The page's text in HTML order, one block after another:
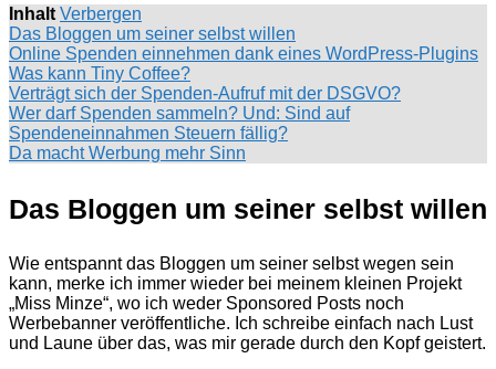
Inhalt Verbergen
Das Bloggen um seiner selbst willen
Online Spenden einnehmen dank eines WordPress-Plugins
Was kann Tiny Coffee?
Verträgt sich der Spenden-Aufruf mit der DSGVO?
Wer darf Spenden sammeln? Und: Sind auf
Spendeneinnahmen Steuern fällig?
Da macht Werbung mehr Sinn
Das Bloggen um seiner selbst willen
Wie entspannt das Bloggen um seiner selbst wegen sein
kann, merke ich immer wieder bei meinem kleinen Projekt
„Miss Minze“, wo ich weder Sponsored Posts noch
Werbebanner veröffentliche. Ich schreibe einfach nach Lust
und Laune über das, was mir gerade durch den Kopf geistert.